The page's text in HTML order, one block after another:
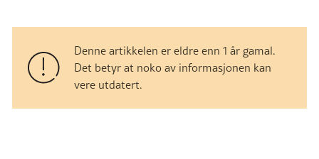
Denne artikkelen er eldre enn 1 år gamal.
Det betyr at noko av informasjonen kan
vere utdatert.